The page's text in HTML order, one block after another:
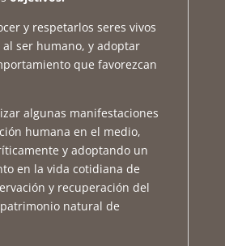
y respetarlos seres vivos
al ser humano, y adoptar
que favorezcan
algunas manifestaciones
humana en el medio,
y adoptando un
en la vida cotidiana de
y recuperación del
natural de